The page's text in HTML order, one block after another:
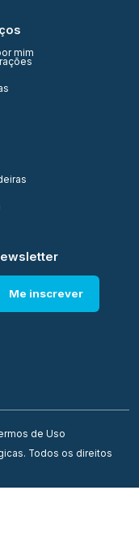
mim
Me inscrever
de Uso
Todos os direitos